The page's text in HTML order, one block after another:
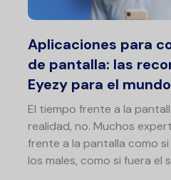
Aplicaciones para
de pantalla: las
Eyezy para el
El tiempo frente a la
realidad, no. Muchos
frente a la pantalla como
los males, como si fuera el